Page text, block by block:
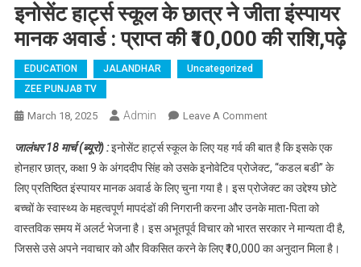
इनोसेंट हार्ट्स स्कूल के छात्र ने जीता इंस्पायर
मानक अवार्ड : प्राप्त की ₹10,000 की राशि,पढ़े
EDUCATION JALANDHAR
Uncategorized
ZEE PUNJAB TV
March 18, 2025 Admin Leave A CommentOn इनोसेंट हार्ट्स
जीता इंस्पायर मानक
अवार्ड : प्राप्त की
₹10,000 की राशि,पढ़े
जालंधर 18 मार्च (ब्यूरो) :इनोसेंट हार्ट्स स्कूल के लिए यह गर्व की बात है कि इसके एक
होनहार छात्र, कक्षा 9 के अंगददीप सिंह को उसके इनोवेटिव प्रोजेक्ट, “कडल बडी” के
लिए प्रतिष्ठित इंस्पायर मानक अवार्ड के लिए चुना गया है। इस प्रोजेक्ट का उद्देश्य छोटे
बच्चों के स्वास्थ्य के महत्वपूर्ण मापदंडों की निगरानी करना और उनके माता-पिता को
वास्तविक समय में अलर्ट भेजना है। इस अभूतपूर्व विचार को भारत सरकार ने मान्यता दी है,
जिससे उसे अपने नवाचार को और विकसित करने के लिए ₹10,000 का अनुदान मिला है।